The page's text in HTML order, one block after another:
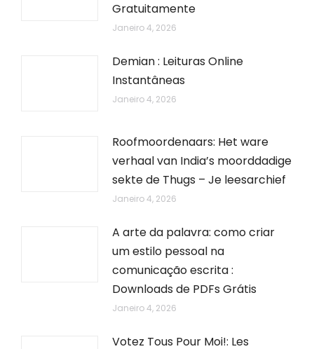
Gratuitamente
Janeiro 4, 2026
Demian : Leituras Online
Instantâneas
Janeiro 4, 2026
Roofmoordenaars: Het ware
verhaal van India’s moorddadige
sekte de Thugs – Je leesarchief
Janeiro 4, 2026
A arte da palavra: como criar
um estilo pessoal na
comunicação escrita :
Downloads de PDFs Grátis
Janeiro 4, 2026
Votez Tous Pour Moi!: Les